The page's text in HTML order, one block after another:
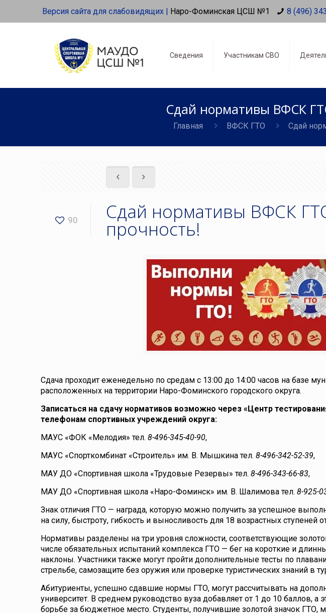
Версия сайта для слабовидящих | Наро-Фоминская ЦСШ №1 8 (496)
Сведения Участникам СВО
Сдай нормативы ВФСК
Главная ВФСК ГТО Сдай
90 Сдай нормативы ВФСК
прочность!
Сдача проходит еженедельно по средам с 13:00 до 14:00 часов на базе
расположенных на территории Наро-Фоминского городского округа.
Записаться на сдачу нормативов возможно через «Центр
телефонам спортивных учреждений округа:
МАУС «ФОК «Мелодия» тел.8-496-345-40-90,
МАУС «Спорткомбинат «Строитель» им. В. Мышкина тел.8-496-342-52-39,
МАУ ДО «Спортивная школа «Трудовые Резервы» тел.8-496-343-66-83,
МАУ ДО «Спортивная школа «Наро-Фоминск» им. В. Шалимова тел.8-925-
Знак отличия ГТО — награда, которую можно получить за успешное
на силу, быстроту, гибкость и выносливость для 18 возрастных ступеней
Нормативы разделены на три уровня сложности, соответствующие
числе обязательных испытаний комплекса ГТО — бег на короткие и
наклоны. Участники также могут пройти дополнительные тесты по
стрельбе, самозащите без оружия или проверке туристических знаний в
Абитуриенты, успешно сдавшие нормы ГТО, могут рассчитывать на
университет. В среднем руководство вуза добавляет от 1 до 10 баллов,
борьбе за бюджетное место. Студенты, получившие золотой значок ГТО,